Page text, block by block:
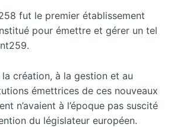
fut le premier établissement
pour émettre et gérer un tel
création, à la gestion et au
émettrices de ces nouveaux
n’avaient à l’époque pas suscité
du législateur européen.